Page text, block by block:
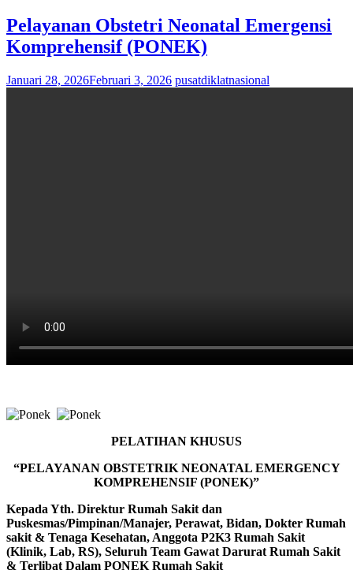
Pelayanan Obstetri Neonatal Emergensi
Komprehensif (PONEK)
Januari 28, 2026Februari 3, 2026 pusatdiklatnasional
PELATIHAN KHUSUS
“PELAYANAN OBSTETRIK NEONATAL EMERGENCY
KOMPREHENSIF (PONEK)”
Kepada Yth. Direktur Rumah Sakit dan
Puskesmas/Pimpinan/Manajer, Perawat, Bidan, Dokter Rumah
sakit & Tenaga Kesehatan, Anggota P2K3 Rumah Sakit
(Klinik, Lab, RS), Seluruh Team Gawat Darurat Rumah Sakit
& Terlibat Dalam PONEK Rumah Sakit